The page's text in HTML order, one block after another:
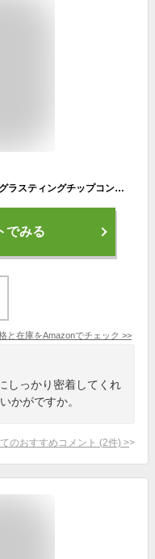
AK AEKYUNG クリーム LUNA ルナロングラスティングチップコンシーラースキンカバー 7.5g 韓国コスメチップコンシーラー 0.7号 アイボリー
でみる
と在庫をAmazonでチェック >>
しっかり密着してくれ
かがですか。
のおすすめコメント (2件) >